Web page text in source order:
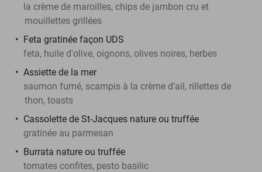
la crème de maroilles, chips de jambon cru et
mouillettes grillées
Feta gratinée façon UDS
feta, huile d'olive, oignons, olives noires, herbes
Assiette de la mer
saumon fumé, scampis à la crème d’ail, rillettes de
thon, toasts
Cassolette de St-Jacques nature ou truffée
gratinée au parmesan
Burrata nature ou truffée
tomates confites, pesto basilic